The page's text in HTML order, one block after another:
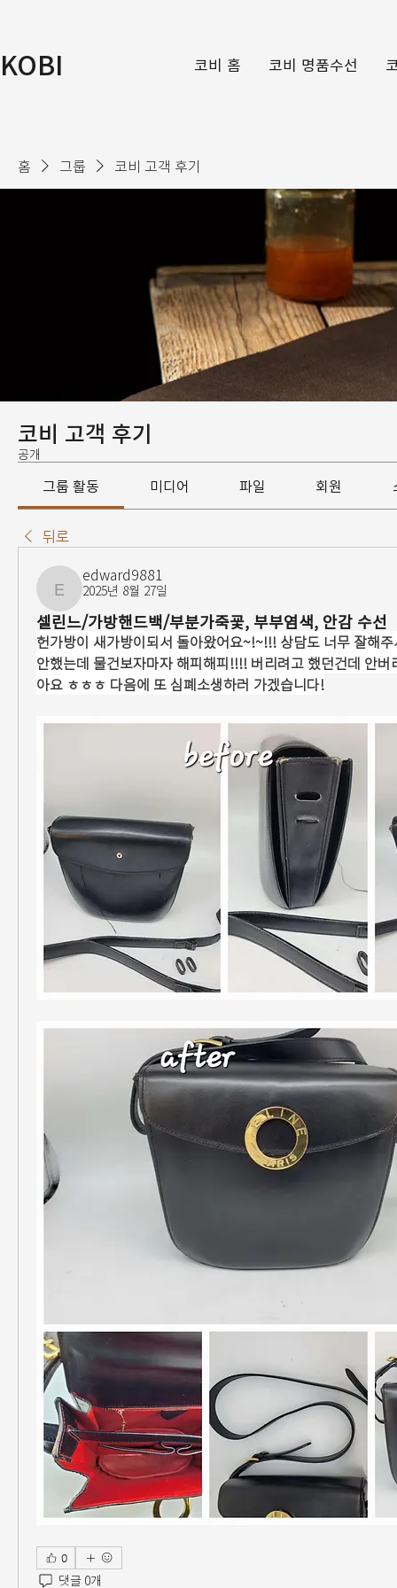
KOBI 코비 홈 코비 명품수선
홈 그룹 코비 고객 후기
코비 고객 후기
공개
그룹 활동 미디어 파일 회원
뒤로
edward9881
edward9881
2025년 8월 27일
셀린느/가방핸드백/부분가죽굧, 부부염색, 안감 수선
헌가방이 새가방이되서 돌아왔어요~!~!!! 상담도 너무 잘해
안했는데 물건보자마자 해피해피!!!! 버리려고 했던건데 안
아요 ㅎㅎㅎ 다음에 또 심폐소생하러 가겠습니다!
0
댓글 0개